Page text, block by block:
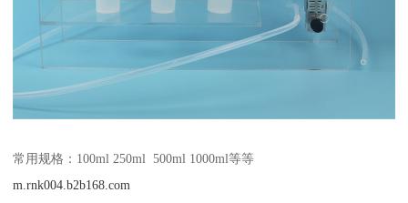
常用规格：100ml 250ml 500ml 1000ml等等
m.rnk004.b2b168.com